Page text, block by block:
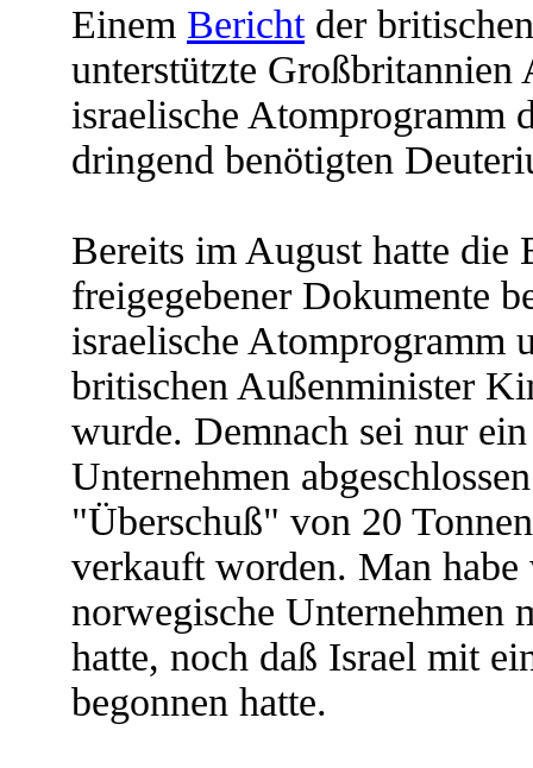
Einem Berichtder
unterstützte Großbritannien
israelische Atomprogramm
dringend benötigten
Bereits im August hatte die
freigegebener Dokumente
israelische Atomprogramm
britischen Außenminister
wurde. Demnach sei nur
Unternehmen
"Überschuß" von 20
verkauft worden. Man habe
norwegische Unternehmen
hatte, noch daß Israel mit
begonnen hatte.